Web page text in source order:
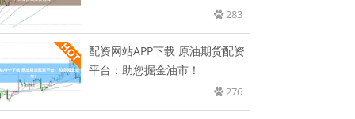
283
配资网站APP下载 原油期货配资
平台：助您掘金油市！
276